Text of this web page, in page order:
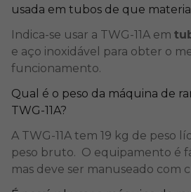
usada em tubos de que
Indica-se usar a TWG-11A em
e aço inoxidável para obter o
funcionamento.
Qual é o peso da máquina de
TWG-11A?
A TWG-11A tem 19 kg de peso
peso bruto. O equipamento é
mas deve ser manuseado com